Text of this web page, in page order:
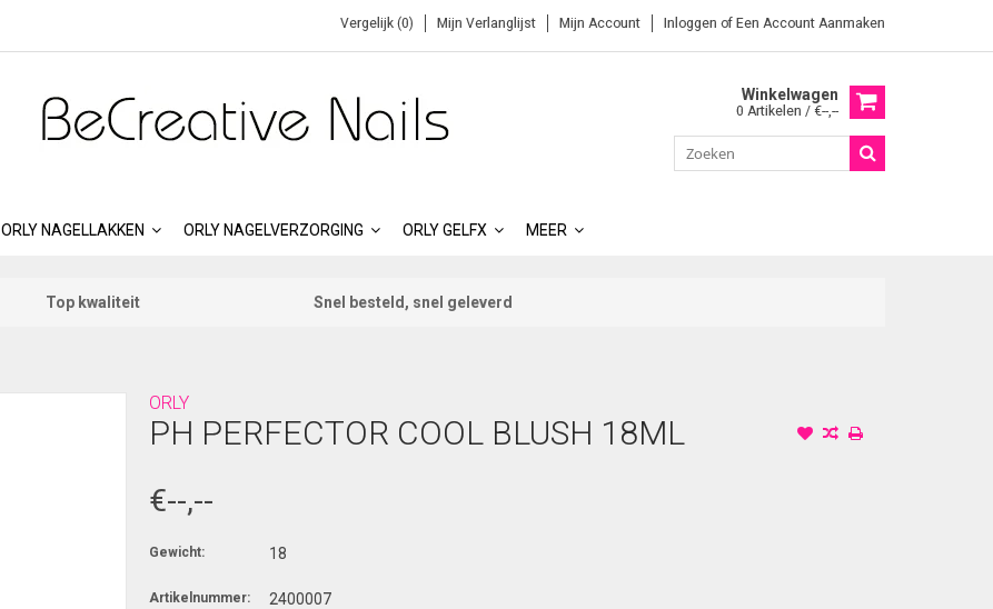
Vergelijk (0) Mijn Verlanglijst Mijn Account Inloggen of Een Account Aanmaken
Winkelwagen
0 Artikelen / €--,--
ORLY NAGELLAKKEN ORLY NAGELVERZORGING ORLY GELFX MEER
Top kwaliteit Snel besteld, snel geleverd
ORLY
PH PERFECTOR COOL BLUSH 18ML
€--,--
Gewicht: 18
Artikelnummer: 2400007